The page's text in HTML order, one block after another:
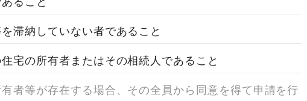
滞納していない者であること
宅の所有者またはその相続人であること
者等が存在する場合、その全員から同意を得て申請を行